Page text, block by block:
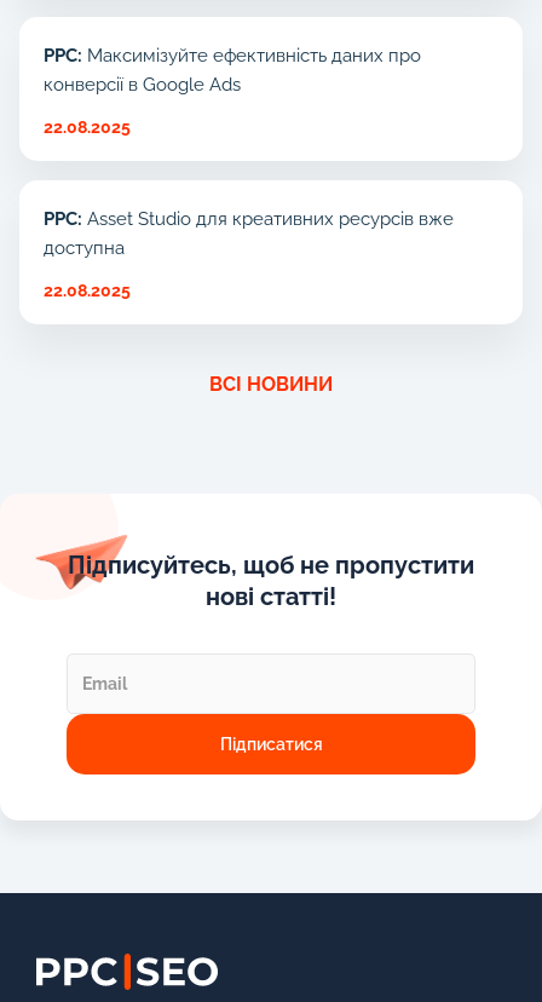
PPC: Максимізуйте ефективність даних про
конверсії в Google Ads
22.08.2025
PPC: Asset Studio для креативних ресурсів вже
доступна
22.08.2025
ВСІ НОВИНИ
Підписуйтесь, щоб не пропустити
нові статті!